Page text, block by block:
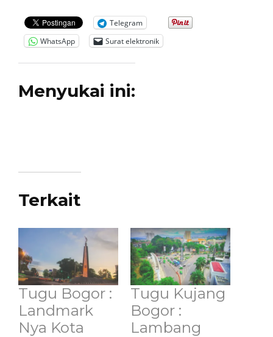
Telegram
WhatsApp
Surat elektronik
Menyukai ini:
Terkait
Tugu Bogor :
Landmark
Nya Kota
Tugu Kujang
Bogor :
Lambang